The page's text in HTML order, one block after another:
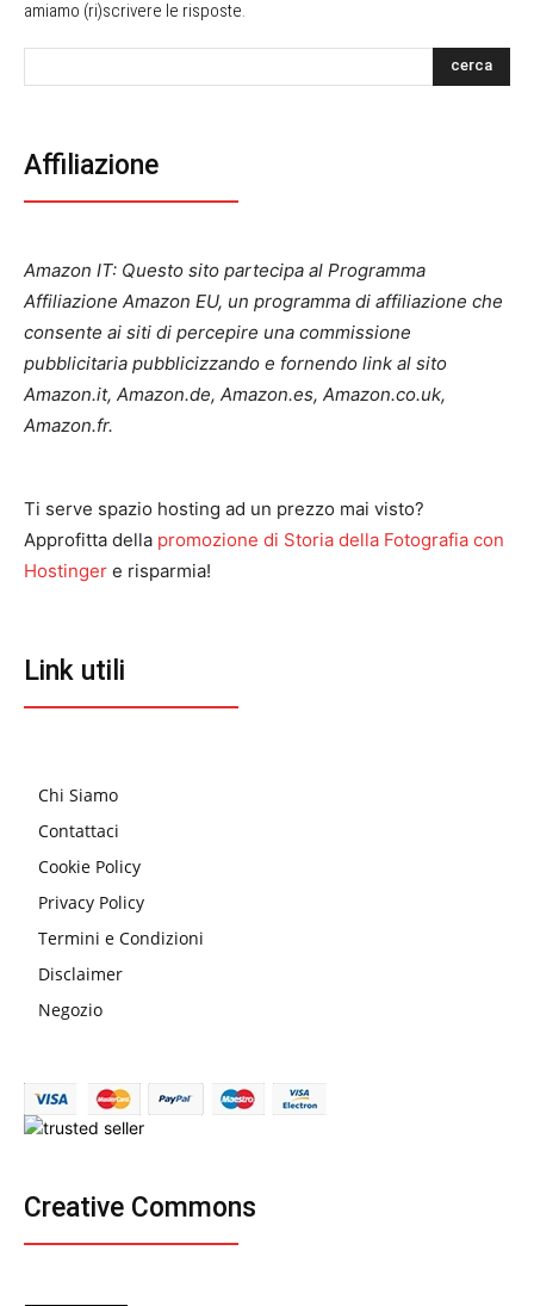
amiamo (ri)scrivere le risposte.
cerca
Affiliazione
Amazon IT: Questo sito partecipa al Programma
Affiliazione Amazon EU, un programma di affiliazione che
consente ai siti di percepire una commissione
pubblicitaria pubblicizzando e fornendo link al sito
Amazon.it, Amazon.de, Amazon.es, Amazon.co.uk,
Amazon.fr.
Ti serve spazio hosting ad un prezzo mai visto?
Approfitta della promozione di Storia della Fotografia con
Hostinger e risparmia!
Link utili
Chi Siamo
Contattaci
Cookie Policy
Privacy Policy
Termini e Condizioni
Disclaimer
Negozio
Creative Commons